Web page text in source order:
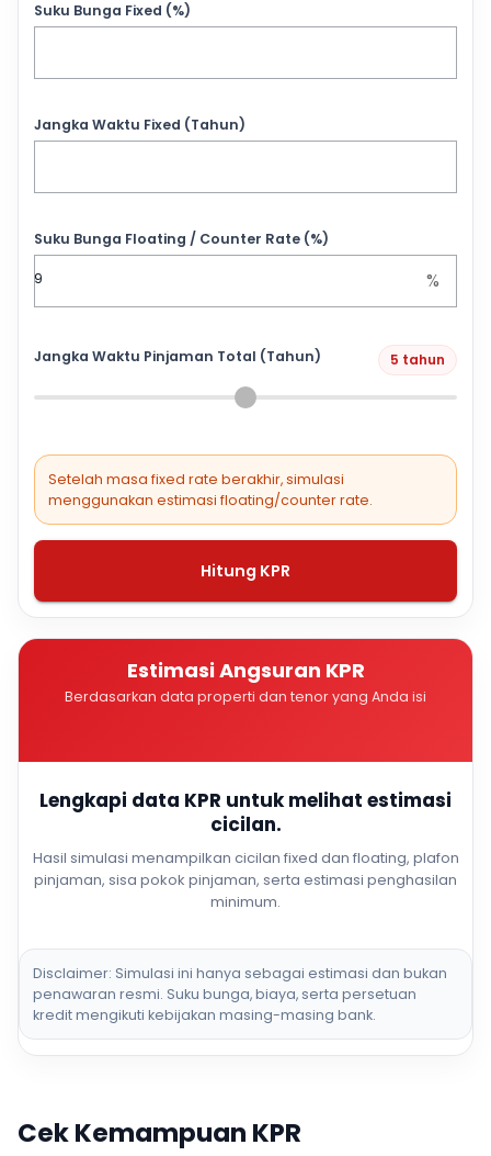
Suku Bunga Fixed (%)
Jangka Waktu Fixed (Tahun)
Suku Bunga Floating / Counter Rate (%)
%
Jangka Waktu Pinjaman Total (Tahun) 5 tahun
Setelah masa fixed rate berakhir, simulasi
menggunakan estimasi floating/counter rate.
Hitung KPR
Estimasi Angsuran KPR
Berdasarkan data properti dan tenor yang Anda isi
Lengkapi data KPR untuk melihat estimasi
cicilan.
Hasil simulasi menampilkan cicilan fixed dan floating, plafon
pinjaman, sisa pokok pinjaman, serta estimasi penghasilan
minimum.
Disclaimer: Simulasi ini hanya sebagai estimasi dan bukan
penawaran resmi. Suku bunga, biaya, serta persetuan
kredit mengikuti kebijakan masing-masing bank.
Cek Kemampuan KPR